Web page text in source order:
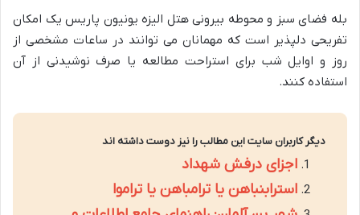
بله فضای سبز و محوطه بیرونی هتل الیزه یونیون پاریس یک امکان
تفریحی دلپذیر است که مهمانان می توانند در ساعات مشخصی از
روز و اوایل شب برای استراحت مطالعه یا صرف نوشیدنی از آن
استفاده کنند.
دیگر کاربران سایت این مطالب را نیز دوست داشته اند
اجزای درفش شهداد
استرابنباهن یا ترامباهن یا تراموا